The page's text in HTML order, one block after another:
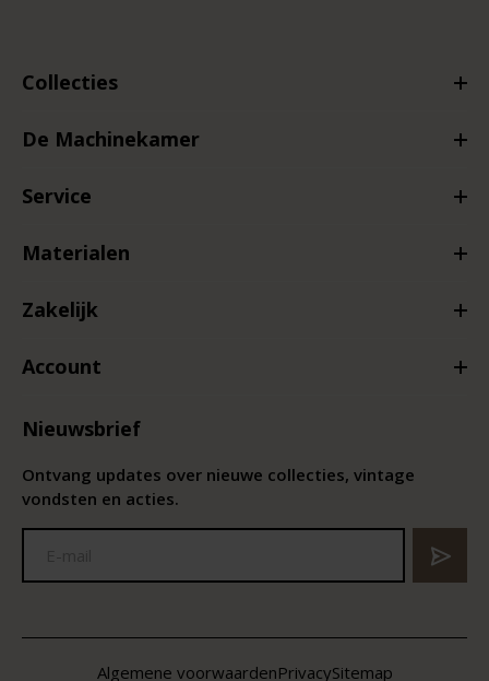
Collecties
De Machinekamer
Service
Materialen
Zakelijk
Account
Nieuwsbrief
Ontvang updates over nieuwe collecties, vintage
vondsten en acties.
Algemene voorwaardenPrivacySitemap